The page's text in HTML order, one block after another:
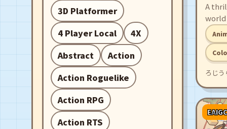
3D Platformer
4 Player Local
4X
Abstract
Action
Action Roguelike
Action RPG
Action RTS
A
world
the
you
no-
stop
as
ろじ